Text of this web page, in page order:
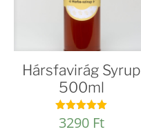
Hársfavirág Syrup
500ml
Értékelés:
5.00
3290 Ft